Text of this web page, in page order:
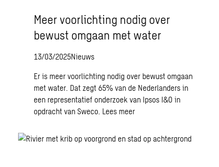
Meer voorlichting nodig over
bewust omgaan met water
13/03/2025Nieuws
Er is meer voorlichting nodig over bewust omgaan
met water. Dat zegt 65% van de Nederlanders in
een representatief onderzoek van Ipsos I&O in
opdracht van Sweco. Lees meer